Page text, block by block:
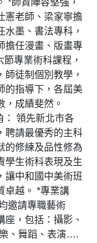
*師資陣容堅強，
憲老師、梁家寧擔
墨、書法專科，
擔任漫畫、版畫專
專業術科課程，
師徒制個別教學，
的指導下，各屆美
，成績斐然。
： 領先新北市各
聘請最優秀的主科
的修練及品性修為
學生術科表現及生
讓中和國中美術班
卓越。 *專業講
邀請專職藝術
，包括：攝影、
、舞蹈、表演….